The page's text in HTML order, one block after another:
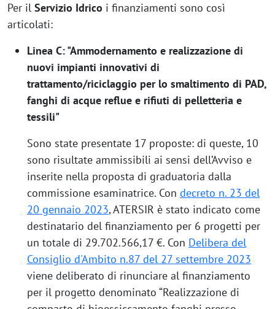
Per il Servizio Idrico i finanziamenti sono così
articolati:
Linea C: "Ammodernamento e realizzazione di
nuovi impianti innovativi di
trattamento/riciclaggio per lo smaltimento di PAD,
fanghi di acque reflue e rifiuti di pelletteria e
tessili"
Sono state presentate 17 proposte: di queste, 10
sono risultate ammissibili ai sensi dell’Avviso e
inserite nella proposta di graduatoria dalla
commissione esaminatrice. Con decreto n. 23 del
20 gennaio 2023, ATERSIR è stato indicato come
destinatario del finanziamento per 6 progetti per
un totale di 29.702.566,17 €. Con Delibera del
Consiglio d'Ambito n.87 del 27 settembre 2023
viene deliberato di rinunciare al finanziamento
per il progetto denominato “Realizzazione di